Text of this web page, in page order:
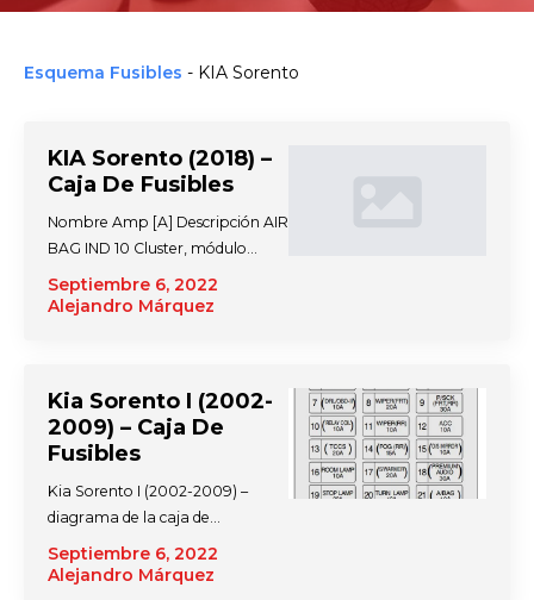
Esquema Fusibles - KIA Sorento
KIA Sorento (2018) –
Caja De Fusibles
Septiembre 6, 2022
Alejandro Márquez
Nombre Amp [A] Descripción AIR
BAG IND 10 Cluster, módulo…
Kia Sorento I (2002-
2009) – Caja De
Fusibles
Septiembre 6, 2022
Alejandro Márquez
Kia Sorento I (2002-2009) –
diagrama de la caja de…